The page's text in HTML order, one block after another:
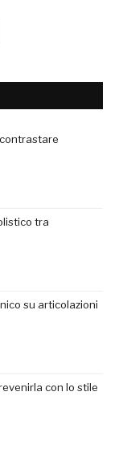
tra
su articolazioni
con lo stile